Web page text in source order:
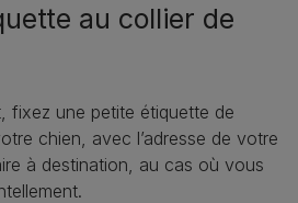
au collier de
fixez une petite étiquette de
chien, avec l’adresse de votre
à destination, au cas où vous